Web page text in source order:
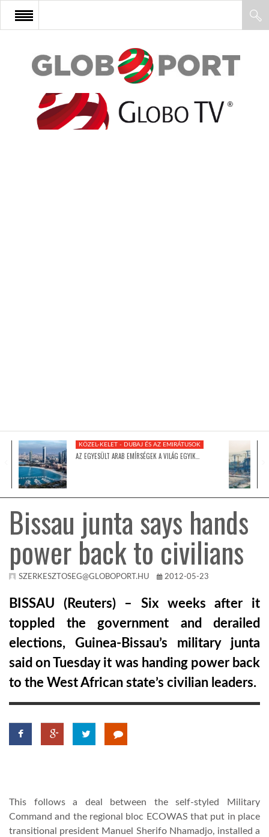
FŐOLDAL
AFRIKA
GLOBOTV BP
HÍR3D
TROPICALMAGAZIN
GLOBOTV
AFRIKA TUDÁSTÁR
A NAP SZÉPE
LATIMO.HU
KÖZEL-KELET - DUBAJ ÉS AZ EMIRÁTUSOK
AZ EGYESÜLT ARAB EMÍRSÉGEK A VILÁG EGYIK…
Bissau junta says hands
power back to civilians
SZERKESZTOSEG@GLOBOPORT.HU 2012-05-23
BISSAU (Reuters) – Six weeks after it
toppled the government and derailed
elections, Guinea-Bissau’s military junta
said on Tuesday it was handing power back
to the West African state’s civilian leaders.
This follows a deal between the self-styled Military
Command and the regional bloc ECOWAS that put in place
transitional president Manuel Sherifo Nhamadjo, installed a